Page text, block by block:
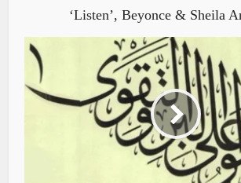
‘Listen’, Beyonce & Sheila